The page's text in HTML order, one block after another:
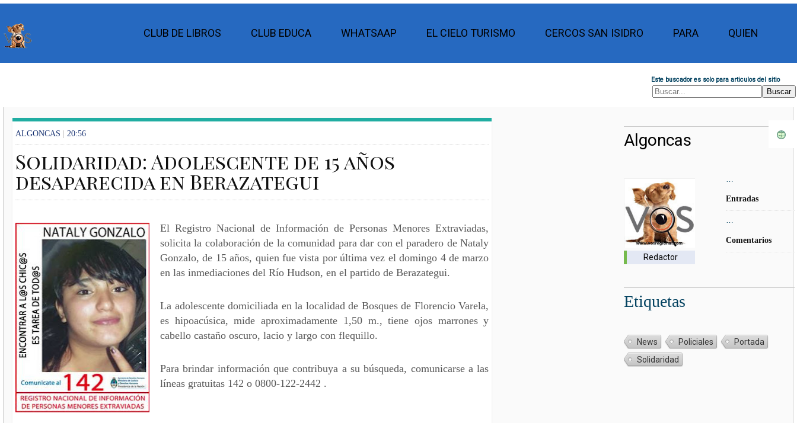
CLUB DE LIBROS CLUB EDUCA WHATSAAP EL CIELO TURISMO CERCOS SAN ISIDRO PARA QUIEN
Este buscador es solo para articulos del sitio
ALGONCAS | 20:56
Solidaridad: Adolescente de 15 años
desaparecida en Berazategui
El Registro Nacional de Información de Personas Menores Extraviadas,
solicita la colaboración de la comunidad para dar con el paradero de Nataly
Gonzalo, de 15 años, quien fue vista por última vez el domingo 4 de marzo
en las inmediaciones del Río Hudson, en el partido de Berazategui.
La adolescente domiciliada en la localidad de Bosques de Florencio Varela,
es hipoacúsica, mide aproximadamente 1,50 m., tiene ojos marrones y
cabello castaño oscuro, lacio y largo con flequillo.
Para brindar información que contribuya a su búsqueda, comunicarse a las
líneas gratuitas 142 o 0800-122-2442 .
Algoncas
Redactor
Entradas
…
Comentarios
Etiquetas
News Policiales
Portada
Solidaridad